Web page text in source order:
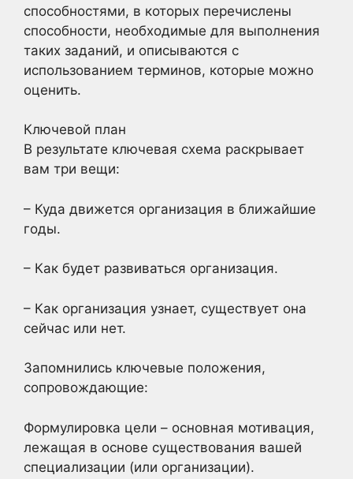
способностями, в которых перечислены
способности, необходимые для выполнения
таких заданий, и описываются с
использованием терминов, которые можно
оценить.
Ключевой план
В результате ключевая схема раскрывает
вам три вещи:
– Куда движется организация в ближайшие
годы.
– Как будет развиваться организация.
– Как организация узнает, существует она
сейчас или нет.
Запомнились ключевые положения,
сопровождающие:
Формулировка цели – основная мотивация,
лежащая в основе существования вашей
специализации (или организации).